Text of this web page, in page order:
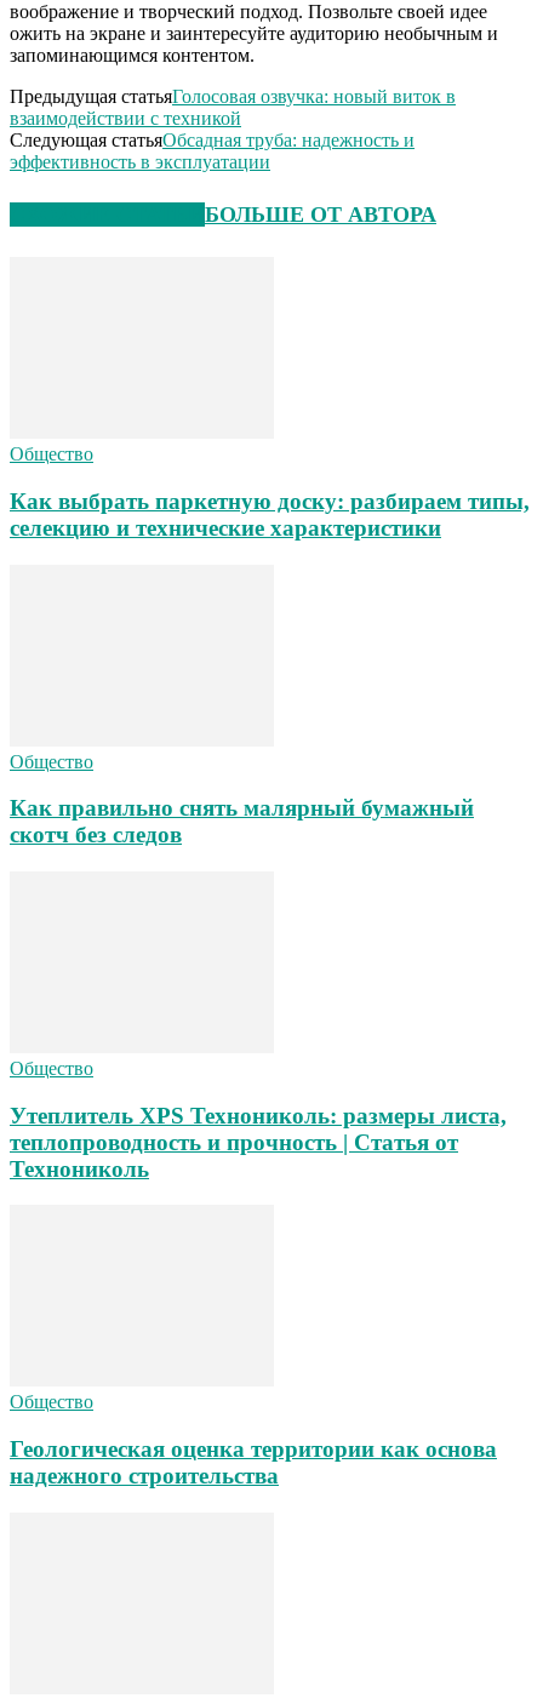
воображение и творческий подход. Позвольте своей идее
ожить на экране и заинтересуйте аудиторию необычным и
запоминающимся контентом.
Предыдущая статьяГолосовая озвучка: новый виток в
взаимодействии с техникой
Следующая статьяОбсадная труба: надежность и
эффективность в эксплуатации
БОЛЬШЕ ОТ АВТОРА
Общество
Как выбрать паркетную доску: разбираем типы,
селекцию и технические характеристики
Общество
Как правильно снять малярный бумажный
скотч без следов
Общество
Утеплитель XPS Технониколь: размеры листа,
теплопроводность и прочность | Статья от
Технониколь
Общество
Геологическая оценка территории как основа
надежного строительства